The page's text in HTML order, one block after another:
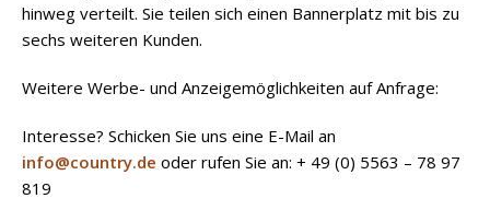
hinweg verteilt. Sie teilen sich einen Bannerplatz mit bis zu
sechs weiteren Kunden.
Weitere Werbe- und Anzeigemöglichkeiten auf Anfrage:
Interesse? Schicken Sie uns eine E-Mail an
info@country.de oder rufen Sie an: + 49 (0) 5563 – 78 97
819